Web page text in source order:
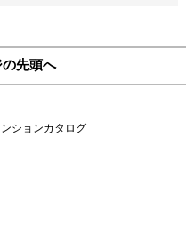
先頭へ
ションカタログ